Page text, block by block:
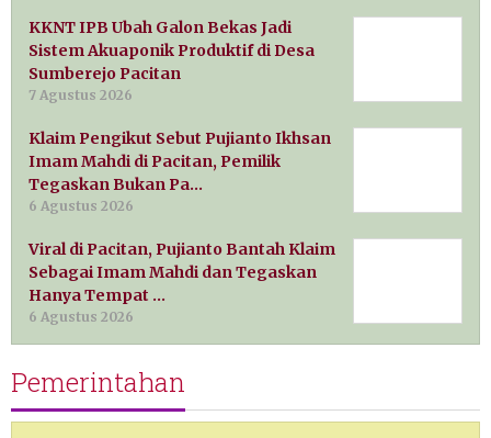
KKNT IPB Ubah Galon Bekas Jadi
Sistem Akuaponik Produktif di Desa
Sumberejo Pacitan
7 Agustus 2026
Klaim Pengikut Sebut Pujianto Ikhsan
Imam Mahdi di Pacitan, Pemilik
Tegaskan Bukan Pa…
6 Agustus 2026
Viral di Pacitan, Pujianto Bantah Klaim
Sebagai Imam Mahdi dan Tegaskan
Hanya Tempat …
6 Agustus 2026
Pemerintahan